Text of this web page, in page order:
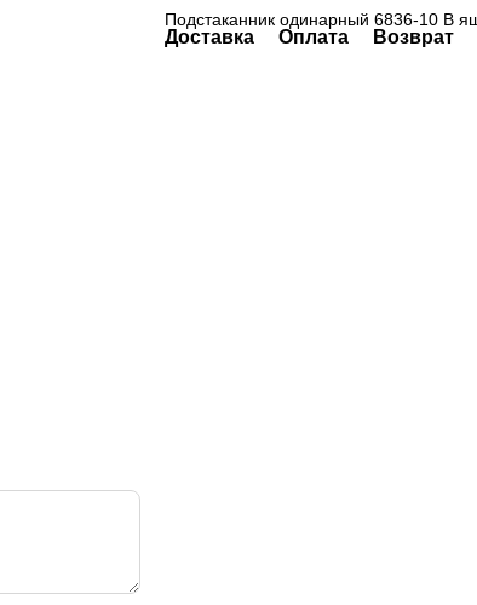
Подстаканник одинарный 6836-10 В
Доставка Оплата Возврат